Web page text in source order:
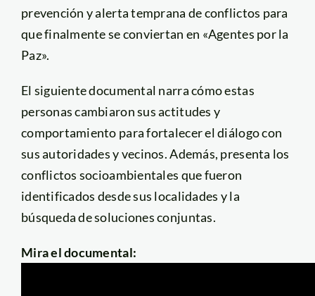
prevención y alerta temprana de conflictos para
que finalmente se conviertan en «Agentes por la
Paz».
El siguiente documental narra cómo estas
personas cambiaron sus actitudes y
comportamiento para fortalecer el diálogo con
sus autoridades y vecinos. Además, presenta los
conflictos socioambientales que fueron
identificados desde sus localidades y la
búsqueda de soluciones conjuntas.
Mira el documental: